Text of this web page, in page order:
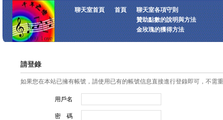
聊天室首頁 首頁
聊天室各項守則
贊助點數的說明與方法
金玫瑰的獲得方法
請登錄
如果您在本站已擁有帳號，請使用已有的帳號信息直接進行登錄即可，不需
用戶名
密 碼